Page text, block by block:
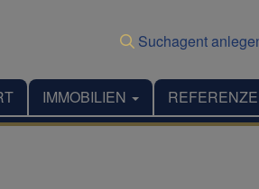
Suchagent
IMMOBILIEN